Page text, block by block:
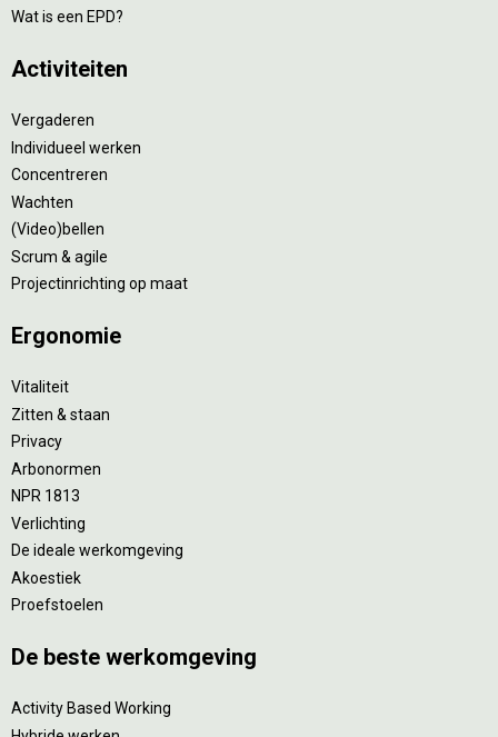
Wat is een EPD?
Activiteiten
Vergaderen
Individueel werken
Concentreren
Wachten
(Video)bellen
Scrum & agile
Projectinrichting op maat
Ergonomie
Vitaliteit
Zitten & staan
Privacy
Arbonormen
NPR 1813
Verlichting
De ideale werkomgeving
Akoestiek
Proefstoelen
De beste werkomgeving
Activity Based Working